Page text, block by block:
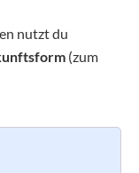
nutzt du
(zum